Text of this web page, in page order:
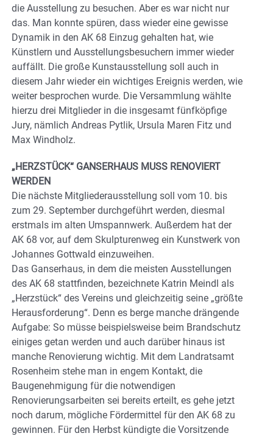
die Ausstellung zu besuchen. Aber es war nicht nur
das. Man konnte spüren, dass wieder eine gewisse
Dynamik in den AK 68 Einzug gehalten hat, wie
Künstlern und Ausstellungsbesuchern immer wieder
auffällt. Die große Kunstausstellung soll auch in
diesem Jahr wieder ein wichtiges Ereignis werden, wie
weiter besprochen wurde. Die Versammlung wählte
hierzu drei Mitglieder in die insgesamt fünfköpfige
Jury, nämlich Andreas Pytlik, Ursula Maren Fitz und
Max Windholz.
„HERZSTÜCK“ GANSERHAUS MUSS RENOVIERT
WERDEN
Die nächste Mitgliederausstellung soll vom 10. bis
zum 29. September durchgeführt werden, diesmal
erstmals im alten Umspannwerk. Außerdem hat der
AK 68 vor, auf dem Skulpturenweg ein Kunstwerk von
Johannes Gottwald einzuweihen.
Das Ganserhaus, in dem die meisten Ausstellungen
des AK 68 stattfinden, bezeichnete Katrin Meindl als
„Herzstück“ des Vereins und gleichzeitig seine „größte
Herausforderung“. Denn es berge manche drängende
Aufgabe: So müsse beispielsweise beim Brandschutz
einiges getan werden und auch darüber hinaus ist
manche Renovierung wichtig. Mit dem Landratsamt
Rosenheim stehe man in engem Kontakt, die
Baugenehmigung für die notwendigen
Renovierungsarbeiten sei bereits erteilt, es gehe jetzt
noch darum, mögliche Fördermittel für den AK 68 zu
gewinnen. Für den Herbst kündigte die Vorsitzende